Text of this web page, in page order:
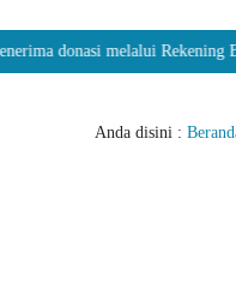
donasi melalui Rekening
Anda disini :